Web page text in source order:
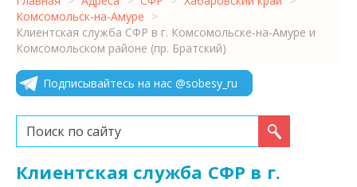
Комсомольск-на-Амуре >
Клиентская служба СФР в г. Комсомольске-на-Амуре и
Комсомольском районе (пр. Братский)
Подписывайтесь на нас @sobesy_ru
Искать...
Клиентская служба СФР в г.